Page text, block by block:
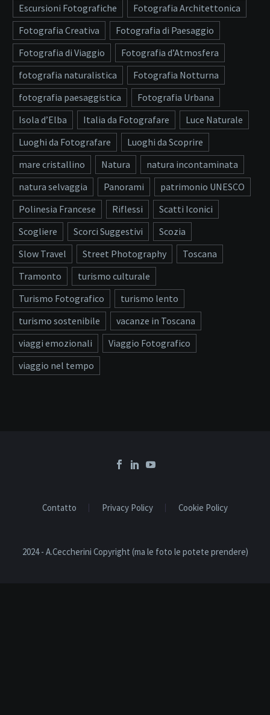
Escursioni Fotografiche
Fotografia Architettonica
Fotografia Creativa
Fotografia di Paesaggio
Fotografia di Viaggio
Fotografia d’Atmosfera
fotografia naturalistica
Fotografia Notturna
fotografia paesaggistica
Fotografia Urbana
Isola d’Elba
Italia da Fotografare
Luce Naturale
Luoghi da Fotografare
Luoghi da Scoprire
mare cristallino
Natura
natura incontaminata
natura selvaggia
Panorami
patrimonio UNESCO
Polinesia Francese
Riflessi
Scatti Iconici
Scogliere
Scorci Suggestivi
Scozia
Slow Travel
Street Photography
Toscana
Tramonto
turismo culturale
Turismo Fotografico
turismo lento
turismo sostenibile
vacanze in Toscana
viaggi emozionali
Viaggio Fotografico
viaggio nel tempo
Contatto Privacy Policy Cookie Policy
2024 - A.Ceccherini Copyright (ma le foto le potete prendere)